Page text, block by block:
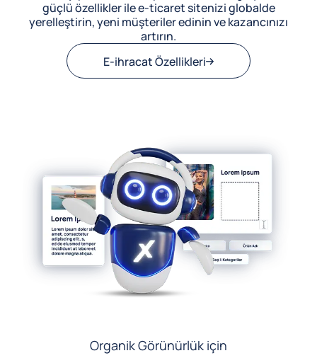
güçlü özellikler ile e-ticaret sitenizi globalde
yerelleştirin, yeni müşteriler edinin ve kazancınızı
artırın.
E-ihracat Özellikleri
Organik Görünürlük için